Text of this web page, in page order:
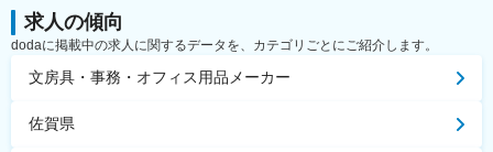
求人の傾向
dodaに掲載中の求人に関するデータを、カテゴリごとにご紹介します。
文房具・事務・オフィス用品メーカー
佐賀県